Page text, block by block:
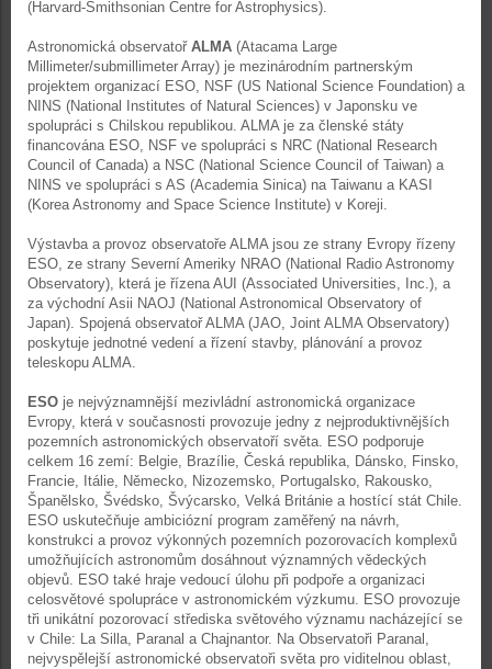
(Harvard-Smithsonian Centre for Astrophysics).
Astronomická observatoř ALMA (Atacama Large
Millimeter/submillimeter Array) je mezinárodním partnerským
projektem organizací ESO, NSF (US National Science Foundation) a
NINS (National Institutes of Natural Sciences) v Japonsku ve
spolupráci s Chilskou republikou. ALMA je za členské státy
financována ESO, NSF ve spolupráci s NRC (National Research
Council of Canada) a NSC (National Science Council of Taiwan) a
NINS ve spolupráci s AS (Academia Sinica) na Taiwanu a KASI
(Korea Astronomy and Space Science Institute) v Koreji.
Výstavba a provoz observatoře ALMA jsou ze strany Evropy řízeny
ESO, ze strany Severní Ameriky NRAO (National Radio Astronomy
Observatory), která je řízena AUI (Associated Universities, Inc.), a
za východní Asii NAOJ (National Astronomical Observatory of
Japan). Spojená observatoř ALMA (JAO, Joint ALMA Observatory)
poskytuje jednotné vedení a řízení stavby, plánování a provoz
teleskopu ALMA.
ESO je nejvýznamnější mezivládní astronomická organizace
Evropy, která v současnosti provozuje jedny z nejproduktivnějších
pozemních astronomických observatoří světa. ESO podporuje
celkem 16 zemí: Belgie, Brazílie, Česká republika, Dánsko, Finsko,
Francie, Itálie, Německo, Nizozemsko, Portugalsko, Rakousko,
Španělsko, Švédsko, Švýcarsko, Velká Británie a hostící stát Chile.
ESO uskutečňuje ambiciózní program zaměřený na návrh,
konstrukci a provoz výkonných pozemních pozorovacích komplexů
umožňujících astronomům dosáhnout významných vědeckých
objevů. ESO také hraje vedoucí úlohu při podpoře a organizaci
celosvětové spolupráce v astronomickém výzkumu. ESO provozuje
tři unikátní pozorovací střediska světového významu nacházející se
v Chile: La Silla, Paranal a Chajnantor. Na Observatoři Paranal,
nejvyspělejší astronomické observatoři světa pro viditelnou oblast,